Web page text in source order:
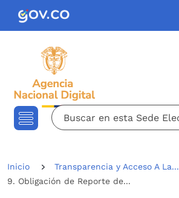
Pasar al contenido principal
Inicio
Transparencia y Acceso A La...
9. Obligación de Reporte de...